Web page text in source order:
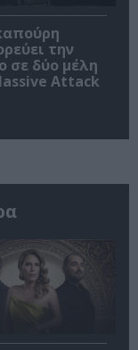
την
σε δύο μέλη
Attack